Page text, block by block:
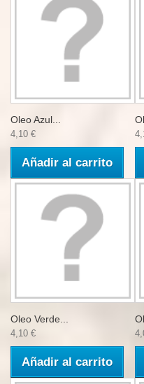
Oleo Azul...
4,10 €
Añadir al carrito
Oleo Verde...
4,10 €
Añadir al carrito